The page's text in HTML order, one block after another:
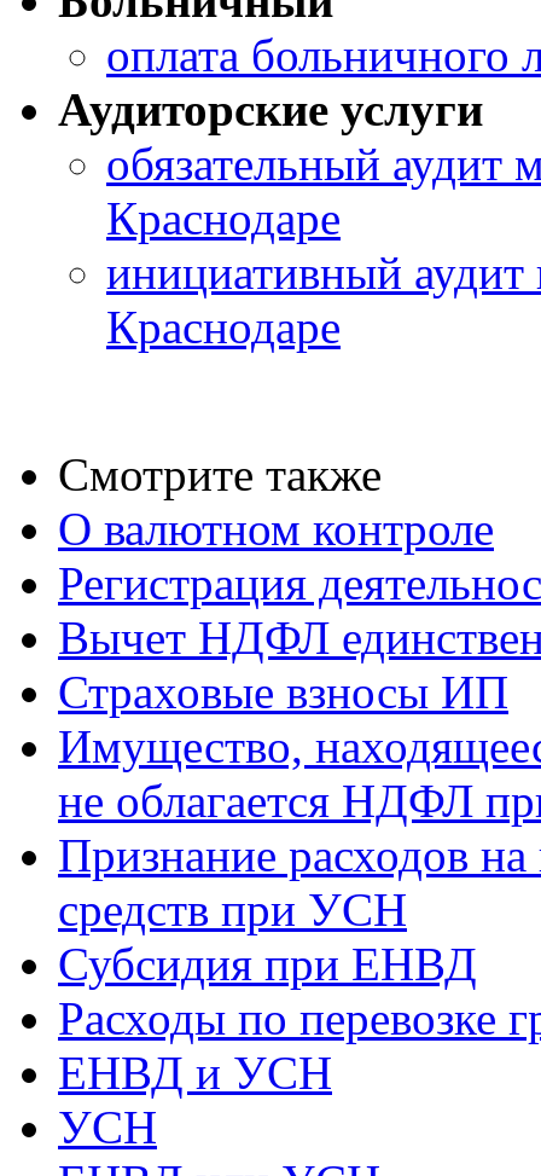
оплата больничного
Аудиторские услуги
обязательный аудит
Краснодаре
инициативный
Краснодаре
Смотрите также
О валютном контроле
Регистрация
Вычет НДФЛ
Страховые взносы ИП
Имущество,
не облагается НДФЛ
Признание расходов
средств при УСН
Субсидия при ЕНВД
Расходы по перевозке
ЕНВД и УСН
УСН